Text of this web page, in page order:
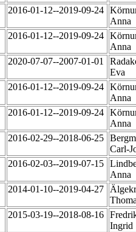
2016-01-12--2019-09-24
Anna
2016-01-12--2019-09-24
Anna
2020-07-07--2007-01-01
Eva
2016-01-12--2019-09-24
Anna
2016-01-12--2019-09-24
Anna
2016-02-29--2018-06-25
Carl-
2016-02-03--2019-07-15
Anna
2014-01-10--2019-04-27
2015-03-19--2018-08-16
Ingrid